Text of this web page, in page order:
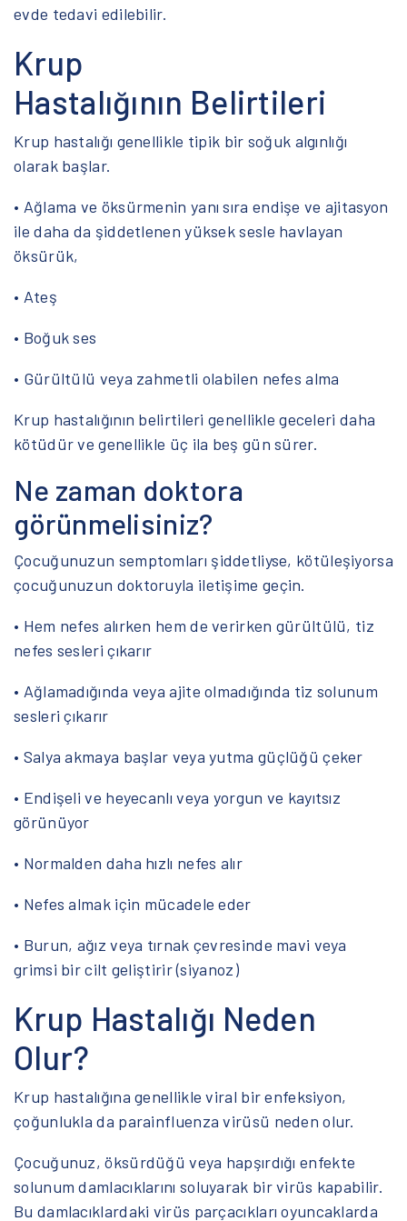
evde tedavi edilebilir.
Krup
Hastalığının Belirtileri
Krup hastalığı genellikle tipik bir soğuk algınlığı
olarak başlar.
• Ağlama ve öksürmenin yanı sıra endişe ve ajitasyon
ile daha da şiddetlenen yüksek sesle havlayan
öksürük,
• Ateş
• Boğuk ses
• Gürültülü veya zahmetli olabilen nefes alma
Krup hastalığının belirtileri genellikle geceleri daha
kötüdür ve genellikle üç ila beş gün sürer.
Ne zaman doktora
görünmelisiniz?
Çocuğunuzun semptomları şiddetliyse, kötüleşiyorsa
çocuğunuzun doktoruyla iletişime geçin.
• Hem nefes alırken hem de verirken gürültülü, tiz
nefes sesleri çıkarır
• Ağlamadığında veya ajite olmadığında tiz solunum
sesleri çıkarır
• Salya akmaya başlar veya yutma güçlüğü çeker
• Endişeli ve heyecanlı veya yorgun ve kayıtsız
görünüyor
• Normalden daha hızlı nefes alır
• Nefes almak için mücadele eder
• Burun, ağız veya tırnak çevresinde mavi veya
grimsi bir cilt geliştirir (siyanoz)
Krup Hastalığı Neden
Olur?
Krup hastalığına genellikle viral bir enfeksiyon,
çoğunlukla da parainfluenza virüsü neden olur.
Çocuğunuz, öksürdüğü veya hapşırdığı enfekte
solunum damlacıklarını soluyarak bir virüs kapabilir.
Bu damlacıklardaki virüs parçacıkları oyuncaklarda